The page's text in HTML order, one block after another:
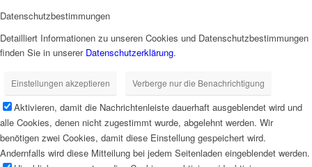
Datenschutzbestimmungen
Detailliert Informationen zu unseren Cookies und Datenschutzbestimmungen
finden Sie in unserer Datenschutzerklärung.
Einstellungen akzeptieren Verberge nur die Benachrichtigung
Aktivieren, damit die Nachrichtenleiste dauerhaft ausgeblendet wird und
alle Cookies, denen nicht zugestimmt wurde, abgelehnt werden. Wir
benötigen zwei Cookies, damit diese Einstellung gespeichert wird.
Andernfalls wird diese Mitteilung bei jedem Seitenladen eingeblendet werden.